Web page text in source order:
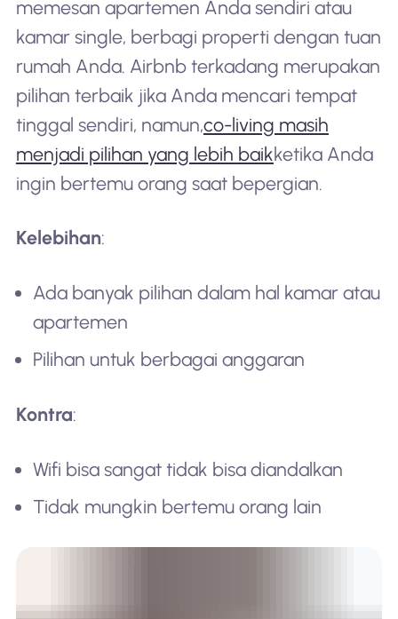
memesan apartemen Anda sendiri atau
kamar single, berbagi properti dengan tuan
rumah Anda. Airbnb terkadang merupakan
pilihan terbaik jika Anda mencari tempat
tinggal sendiri, namun,co-living masih
menjadi pilihan yang lebih baikketika Anda
ingin bertemu orang saat bepergian.
Kelebihan:
Ada banyak pilihan dalam hal kamar atau
apartemen
Pilihan untuk berbagai anggaran
Kontra:
Wifi bisa sangat tidak bisa diandalkan
Tidak mungkin bertemu orang lain